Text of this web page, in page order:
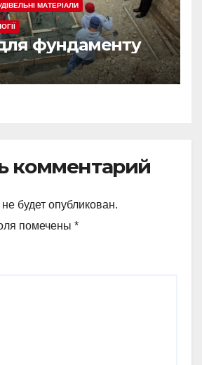
МАТЕРІАЛИ
фундаменту
комментарий
будет опубликован.
помечены *